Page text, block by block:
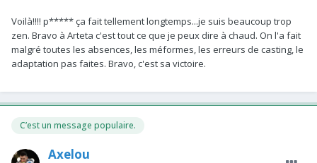
Voilà!!!! p***** ça fait tellement longtemps...je suis beaucoup trop
zen. Bravo à Arteta c'est tout ce que je peux dire à chaud. On l'a fait
malgré toutes les absences, les méformes, les erreurs de casting, le
adaptation pas faites. Bravo, c'est sa victoire.
C’est un message populaire.
Axelou